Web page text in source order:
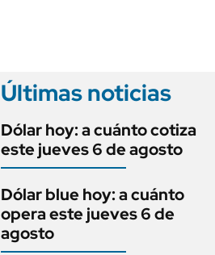
Últimas noticias
Dólar hoy: a cuánto cotiza
este jueves 6 de agosto
Dólar blue hoy: a cuánto
opera este jueves 6 de
agosto